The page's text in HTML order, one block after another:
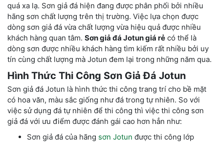
quá xa lạ. Sơn giả đá hiện đang được phân phối bởi nhiều
hãng sơn chất lượng trên thị trường. Việc lựa chọn được
dòng sơn giả đá vừa chất lượng vừa hiệu quả được nhiều
khách hàng quan tâm. Sơn giả đá Jotun giá rẻ có thể là
dòng sơn được nhiều khách hàng tìm kiếm rất nhiều bởi uy
tín cùng chất lượng mà Jotun đem lại trong những năm qua.
Hình Thức Thi Công Sơn Giả Đá Jotun
Sơn giả đá Jotun là hình thức thi công trang trí cho bề mặt
có hoa văn, màu sắc giống như đá trong tự nhiên. So với
việc sử dụng đá tự nhiên để thi công thì việc thi công sơn
giả đá với ưu điểm được đánh gái cao hơn hẳn như:
Sơn giả đá của hãng sơn Jotun được thi công lớp